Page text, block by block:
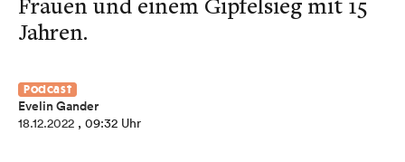
Jahren.
Podcast
Evelin Gander
18.12.2022 , 09:32 Uhr